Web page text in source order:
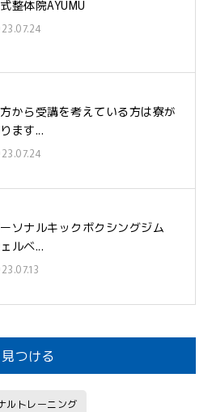
整体院AYUMU
から受講を考えている方は寮が
ます...
ソナルキックボクシングジム
ルベ...
つける
ルトレーニング